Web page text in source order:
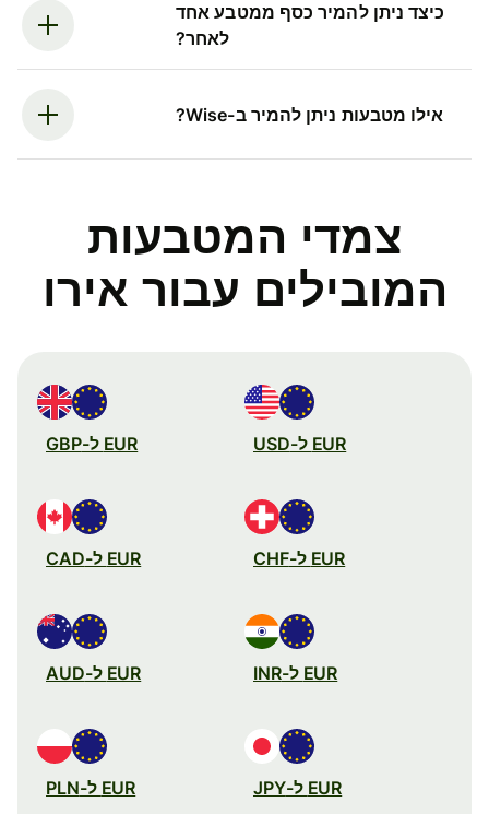
כיצד ניתן להמיר כסף ממטבע אחד
לאחר?
אילו מטבעות ניתן להמיר ב-Wise?
צמדי המטבעות
המובילים עבור אירו
EUR ל-USD EUR ל-GBP
EUR ל-CHF EUR ל-CAD
EUR ל-INR EUR ל-AUD
EUR ל-JPY EUR ל-PLN